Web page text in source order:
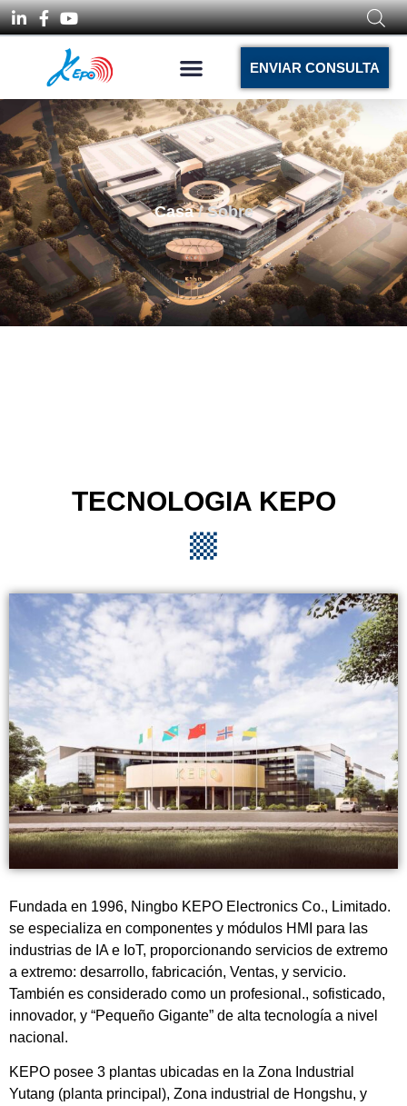
ENVIAR CONSULTA
Casa/ Sobre
TECNOLOGIA KEPO
Fundada en 1996, Ningbo KEPO Electronics Co., Limitado.
se especializa en componentes y módulos HMI para las
industrias de IA e IoT, proporcionando servicios de extremo
a extremo: desarrollo, fabricación, Ventas, y servicio.
También es considerado como un profesional., sofisticado,
innovador, y “Pequeño Gigante” de alta tecnología a nivel
nacional.
KEPO posee 3 plantas ubicadas en la Zona Industrial
Yutang (planta principal), Zona industrial de Hongshu, y